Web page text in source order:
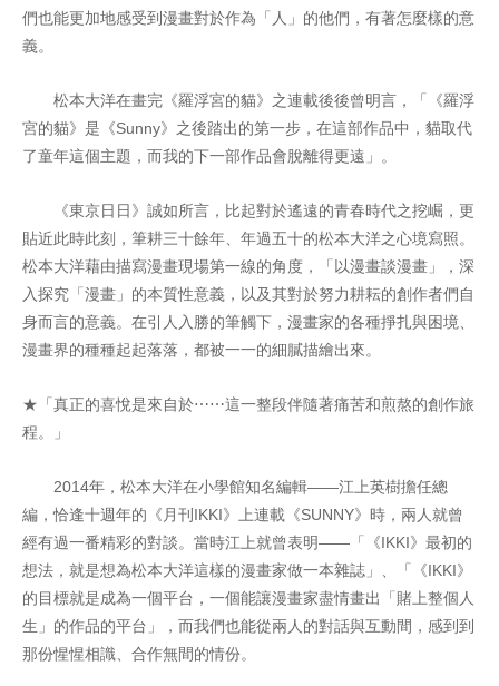
們也能更加地感受到漫畫對於作為「人」的他們，有著怎麼樣的意
義。
松本大洋在畫完《羅浮宮的貓》之連載後後曾明言，「《羅浮
宮的貓》是《Sunny》之後踏出的第一步，在這部作品中，貓取代
了童年這個主題，而我的下一部作品會脫離得更遠」。
《東京日日》誠如所言，比起對於遙遠的青春時代之挖崛，更
貼近此時此刻，筆耕三十餘年、年過五十的松本大洋之心境寫照。
松本大洋藉由描寫漫畫現場第一線的角度，「以漫畫談漫畫」，深
入探究「漫畫」的本質性意義，以及其對於努力耕耘的創作者們自
身而言的意義。在引人入勝的筆觸下，漫畫家的各種掙扎與困境、
漫畫界的種種起起落落，都被一一的細膩描繪出來。
★「真正的喜悅是來自於⋯⋯這一整段伴隨著痛苦和煎熬的創作旅
程。」
2014年，松本大洋在小學館知名編輯——江上英樹擔任總
編，恰逢十週年的《月刊IKKI》上連載《SUNNY》時，兩人就曾
經有過一番精彩的對談。當時江上就曾表明——「《IKKI》最初的
想法，就是想為松本大洋這樣的漫畫家做一本雜誌」、「《IKKI》
的目標就是成為一個平台，一個能讓漫畫家盡情畫出「賭上整個人
生」的作品的平台」，而我們也能從兩人的對話與互動間，感到到
那份惺惺相識、合作無間的情份。